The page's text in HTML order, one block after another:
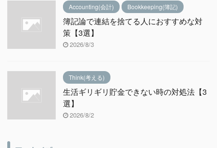
Accounting(会計) Bookkeeping(簿記)
簿記論で連結を捨てる人におすすめな対
策【3選】
2026/8/3
Think(考える)
生活ギリギリ貯金できない時の対処法【3
選】
2026/8/2